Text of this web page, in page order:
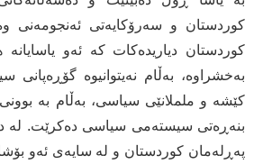
كوردستان و سەرۆكایەتی ئەنجومەنی
كوردستان دیاریدەكات كە ئەو
بەخشراوە، بەڵام نەیتوانیوە
كێشە و ململانێی سیاسی، بەڵام بە
بنەڕەتی سیستەمی سیاسی دەكرێت. لە
پەڕلەمان كوردستان و لە سایەی ئەو